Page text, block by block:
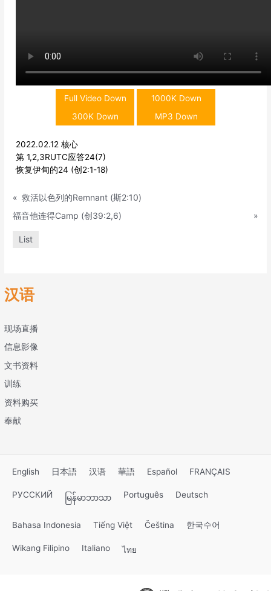
汉语
现场直播
信息影像
文书资料
训练
资料购买
奉献
Full Video Down
1000K Down
300K Down
MP3 Down
2022.02.12 核心
第 1,2,3RUTC应答24(7)
恢复伊甸的24 (创2:1-18)
« 救活以色列的Remnant (斯2:10)
福音他连得Camp (创39:2,6)
»
List
English 日本語 汉语 華語 Español FRANÇAIS
РУССКИЙ မြန်မာဘာသာ Português Deutsch
Bahasa Indonesia Tiếng Việt Čeština 한국수어
Wikang Filipino Italiano ไทย